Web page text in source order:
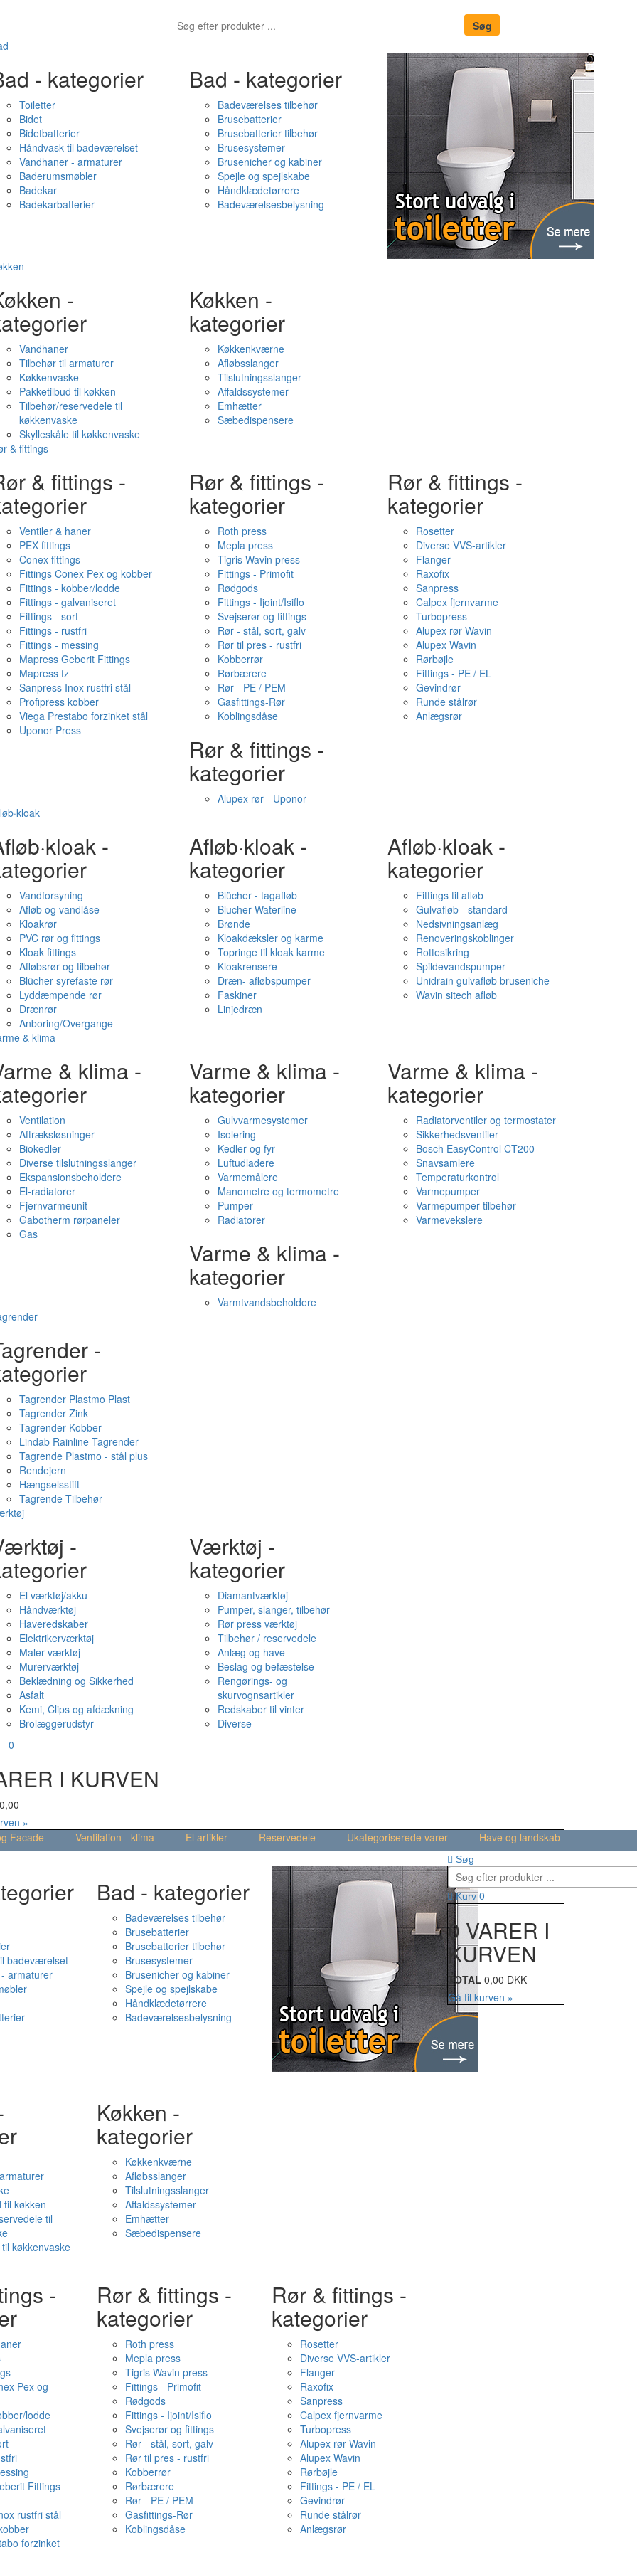
- kategorier
Toiletter
Bidet
Bidetbatterier
Håndvask til badeværelset
Vandhaner - armaturer
Baderumsmøbler
Badekar
Badekarbatterier
Bad - kategorier
Badeværelses tilbehør
Brusebatterier
Brusebatterier tilbehør
Brusesystemer
Brusenicher og kabiner
Spejle og spejlskabe
Håndklædetørrere
Badeværelsesbelysning
-
Vandhaner
Tilbehør til armaturer
Køkkenvaske
Pakketilbud til køkken
Tilbehør/reservedele til
køkkenvaske
Skylleskåle til køkkenvaske
Køkken -
kategorier
Køkkenkværne
Afløbsslanger
Tilslutningsslanger
Affaldssystemer
Emhætter
Sæbedispensere
& fittings
& fittings -
Ventiler & haner
PEX fittings
Conex fittings
Fittings Conex Pex og kobber
Fittings - kobber/lodde
Fittings - galvaniseret
Fittings - sort
Fittings - rustfri
Fittings - messing
Mapress Geberit Fittings
Mapress fz
Sanpress Inox rustfri stål
Profipress kobber
Viega Prestabo forzinket stål
Uponor Press
Rør & fittings -
kategorier
Roth press
Mepla press
Tigris Wavin press
Fittings - Primofit
Rødgods
Fittings - Ijoint/Isiflo
Svejserør og fittings
Rør - stål, sort, galv
Rør til pres - rustfri
Kobberrør
Rørbærere
Rør - PE / PEM
Gasfittings-Rør
Koblingsdåse
Rør & fittings -
kategorier
Rosetter
Diverse VVS-artikler
Flanger
Raxofix
Sanpress
Calpex fjernvarme
Turbopress
Alupex rør Wavin
Alupex Wavin
Rørbøjle
Fittings - PE / EL
Gevindrør
Runde stålrør
Anlægsrør
Rør & fittings -
kategorier
Alupex rør - Uponor
-
Vandforsyning
Afløb og vandlåse
Kloakrør
PVC rør og fittings
Kloak fittings
Afløbsrør og tilbehør
Blücher syrefaste rør
Lyddæmpende rør
Drænrør
Anboring/Overgange
Afløb·kloak -
kategorier
Blücher - tagafløb
Blucher Waterline
Brønde
Kloakdæksler og karme
Topringe til kloak karme
Kloakrensere
Dræn- afløbspumper
Faskiner
Linjedræn
Afløb·kloak -
kategorier
Fittings til afløb
Gulvafløb - standard
Nedsivningsanlæg
Renoveringskoblinger
Rottesikring
Spildevandspumper
Unidrain gulvafløb bruseniche
Wavin sitech afløb
& klima
& klima -
Ventilation
Aftræksløsninger
Biokedler
Diverse tilslutningsslanger
Ekspansionsbeholdere
El-radiatorer
Fjernvarmeunit
Gabotherm rørpaneler
Gas
Varme & klima -
kategorier
Gulvvarmesystemer
Isolering
Kedler og fyr
Luftudladere
Varmemålere
Manometre og termometre
Pumper
Radiatorer
Varme & klima -
kategorier
Radiatorventiler og termostater
Sikkerhedsventiler
Bosch EasyControl CT200
Snavsamlere
Temperaturkontrol
Varmepumper
Varmepumper tilbehør
Varmevekslere
Varme & klima -
kategorier
Varmtvandsbeholdere
-
Tagrender Plastmo Plast
Tagrender Zink
Tagrender Kobber
Lindab Rainline Tagrender
Tagrende Plastmo - stål plus
Rendejern
Hængselsstift
Tagrende Tilbehør
-
El værktøj/akku
Håndværktøj
Haveredskaber
Elektrikerværktøj
Maler værktøj
Murerværktøj
Beklædning og Sikkerhed
Asfalt
Kemi, Clips og afdækning
Brolæggerudstyr
Værktøj -
kategorier
Diamantværktøj
Pumper, slanger, tilbehør
Rør press værktøj
Tilbehør / reservedele
Anlæg og have
Beslag og befæstelse
Rengørings- og
skurvognsartikler
Redskaber til vinter
Diverse
0
I KURVEN
»
Facade
Ventilation - klima El artikler Reservedele Ukategoriserede varer Have og landskab
badeværelset
armaturer
Bad - kategorier
Badeværelses tilbehør
Brusebatterier
Brusebatterier tilbehør
Brusesystemer
Brusenicher og kabiner
Spejle og spejlskabe
Håndklædetørrere
Badeværelsesbelysning
til køkken
til
køkkenvaske
Køkken -
kategorier
Køkkenkværne
Afløbsslanger
Tilslutningsslanger
Affaldssystemer
Emhætter
Sæbedispensere
-
Pex og
lodde
Fittings
rustfri stål
forzinket
Rør & fittings -
kategorier
Roth press
Mepla press
Tigris Wavin press
Fittings - Primofit
Rødgods
Fittings - Ijoint/Isiflo
Svejserør og fittings
Rør - stål, sort, galv
Rør til pres - rustfri
Kobberrør
Rørbærere
Rør - PE / PEM
Gasfittings-Rør
Koblingsdåse
Rør & fittings -
kategorier
Rosetter
Diverse VVS-artikler
Flanger
Raxofix
Sanpress
Calpex fjernvarme
Turbopress
Alupex rør Wavin
Alupex Wavin
Rørbøjle
Fittings - PE / EL
Gevindrør
Runde stålrør
Anlægsrør
Søg
Kurv 0
0 VARER I
KURVEN
TOTAL 0,00 DKK
Gå til kurven »